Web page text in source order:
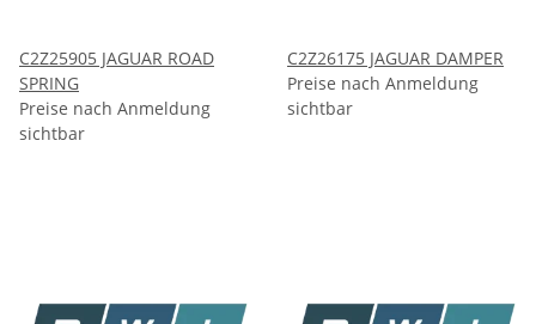
C2Z25905 JAGUAR ROAD
SPRING
Preise nach Anmeldung
sichtbar
C2Z26175 JAGUAR DAMPER
Preise nach Anmeldung
sichtbar